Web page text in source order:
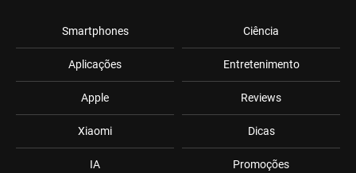
Smartphones
Aplicações
Apple
Xiaomi
IA
Ciência
Entretenimento
Reviews
Dicas
Promoções